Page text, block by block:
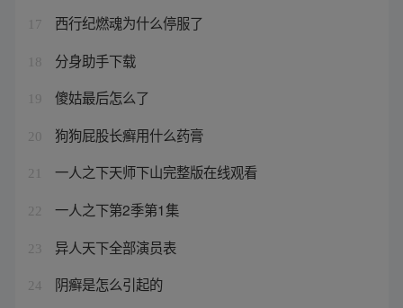
17 西行纪燃魂为什么停服了
18 分身助手下载
19 傻姑最后怎么了
20 狗狗屁股长癣用什么药膏
21 一人之下天师下山完整版在线观看
22 一人之下第2季第1集
23 异人天下全部演员表
24 阴癣是怎么引起的